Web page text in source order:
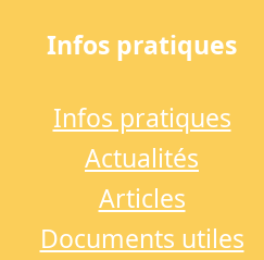
Infos pratiques
Infos pratiques
Actualités
Articles
Documents utiles